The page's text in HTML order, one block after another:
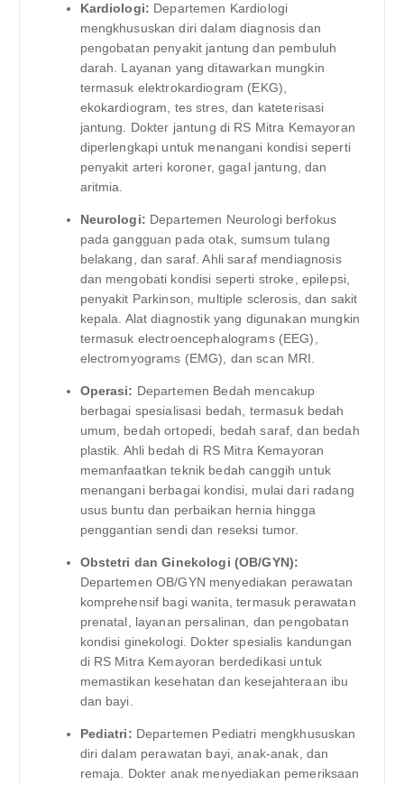
Kardiologi: Departemen Kardiologi
mengkhususkan diri dalam diagnosis dan
pengobatan penyakit jantung dan pembuluh
darah. Layanan yang ditawarkan mungkin
termasuk elektrokardiogram (EKG),
ekokardiogram, tes stres, dan kateterisasi
jantung. Dokter jantung di RS Mitra Kemayoran
diperlengkapi untuk menangani kondisi seperti
penyakit arteri koroner, gagal jantung, dan
aritmia.
Neurologi: Departemen Neurologi berfokus
pada gangguan pada otak, sumsum tulang
belakang, dan saraf. Ahli saraf mendiagnosis
dan mengobati kondisi seperti stroke, epilepsi,
penyakit Parkinson, multiple sclerosis, dan sakit
kepala. Alat diagnostik yang digunakan mungkin
termasuk electroencephalograms (EEG),
electromyograms (EMG), dan scan MRI.
Operasi: Departemen Bedah mencakup
berbagai spesialisasi bedah, termasuk bedah
umum, bedah ortopedi, bedah saraf, dan bedah
plastik. Ahli bedah di RS Mitra Kemayoran
memanfaatkan teknik bedah canggih untuk
menangani berbagai kondisi, mulai dari radang
usus buntu dan perbaikan hernia hingga
penggantian sendi dan reseksi tumor.
Obstetri dan Ginekologi (OB/GYN):
Departemen OB/GYN menyediakan perawatan
komprehensif bagi wanita, termasuk perawatan
prenatal, layanan persalinan, dan pengobatan
kondisi ginekologi. Dokter spesialis kandungan
di RS Mitra Kemayoran berdedikasi untuk
memastikan kesehatan dan kesejahteraan ibu
dan bayi.
Pediatri: Departemen Pediatri mengkhususkan
diri dalam perawatan bayi, anak-anak, dan
remaja. Dokter anak menyediakan pemeriksaan